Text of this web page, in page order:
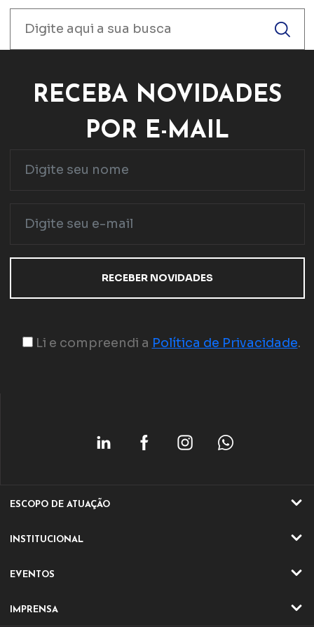
RECEBA NOVIDADES
POR E-MAIL
Li e compreendi a Política de Privacidade.
ESCOPO DE ATUAÇÃO
ATIVIDADES
INSTITUCIONAL
QUEM SOMOS
DIRETORIA E CONSELHO
EVENTOS
EVENTOS ONLINE
IMPRENSA